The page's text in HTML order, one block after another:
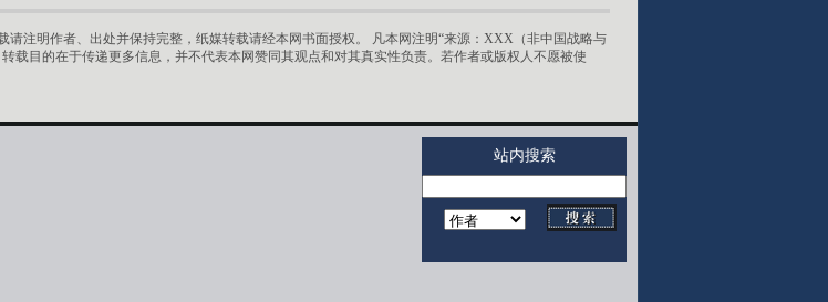
注明作者、出处并保持完整，纸媒转载请经本网书面授权。 凡本网注明“来源：XXX（非中国战略与
载目的在于传递更多信息，并不代表本网赞同其观点和对其真实性负责。若作者或版权人不愿被使
站内搜索